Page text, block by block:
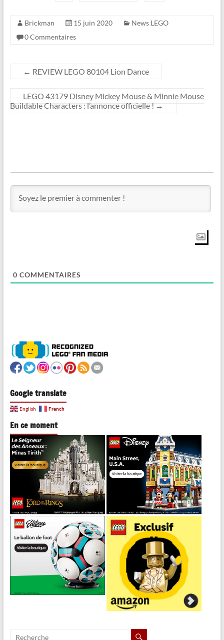
Brickman 15 juin 2020
News LEGO
0 Commentaires
← REVIEW LEGO 80104 Lion Dance
LEGO 43179 Disney Mickey Mouse & Minnie Mouse
Buildable Characters : l’annonce officielle ! →
0 COMMENTAIRES
Google translate
English French
En ce moment